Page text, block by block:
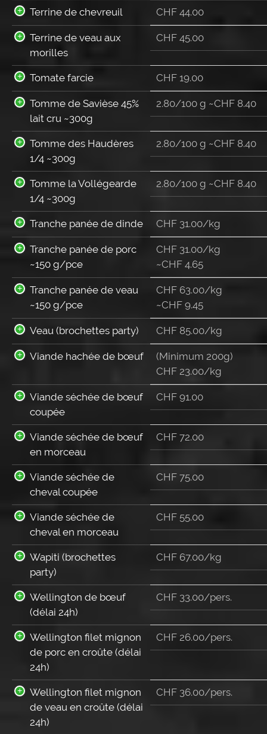
Terrine de chevreuil CHF 44.00
Terrine de veau aux
morilles
CHF 45.00
Tomate farcie CHF 19.00
Tomme de Savièse 45%
lait cru ~300g
2.80/100 g ~CHF 8.40
Tomme des Haudères
1/4 ~300g
2.80/100 g ~CHF 8.40
Tomme la Vollégearde
1/4 ~300g
2.80/100 g ~CHF 8.40
Tranche panée de dinde CHF 31.00/kg
Tranche panée de porc
~150 g/pce
CHF 31.00/kg
~CHF 4.65
Tranche panée de veau
~150 g/pce
CHF 63.00/kg
~CHF 9.45
Veau (brochettes party) CHF 85.00/kg
Viande hachée de bœuf
(Minimum 200g)
CHF 23.00/kg
Viande séchée de bœuf
coupée
CHF 91.00
Viande séchée de bœuf
en morceau
CHF 72.00
Viande séchée de
cheval coupée
CHF 75.00
Viande séchée de
cheval en morceau
CHF 55.00
Wapiti (brochettes
party)
CHF 67.00/kg
Wellington de bœuf
(délai 24h)
CHF 33.00/pers.
Wellington filet mignon
de porc en croûte (délai
24h)
CHF 26.00/pers.
Wellington filet mignon
de veau en croûte (délai
24h)
CHF 36.00/pers.